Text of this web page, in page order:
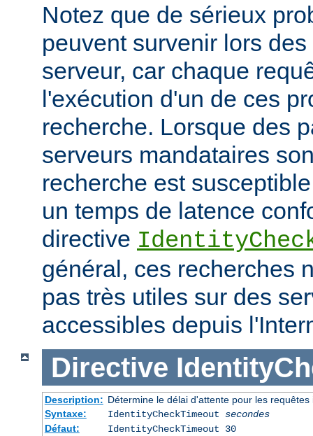
Notez que de sérieux
peuvent survenir lors
serveur, car chaque
l'exécution d'un de ces
recherche. Lorsque des
serveurs mandataires
recherche est
un temps de latence
directive
général, ces recherches
pas très utiles sur des
accessibles depuis
Directive
Description: Détermine le délai d'attente pour les requêtes
Syntaxe:
IdentityCheckTimeout secondes
Défaut:
IdentityCheckTimeout 30